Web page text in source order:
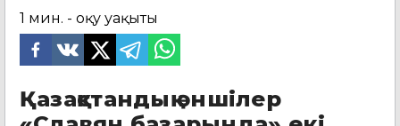
1 мин. - оқу уақыты
Қазақстандық әншілер